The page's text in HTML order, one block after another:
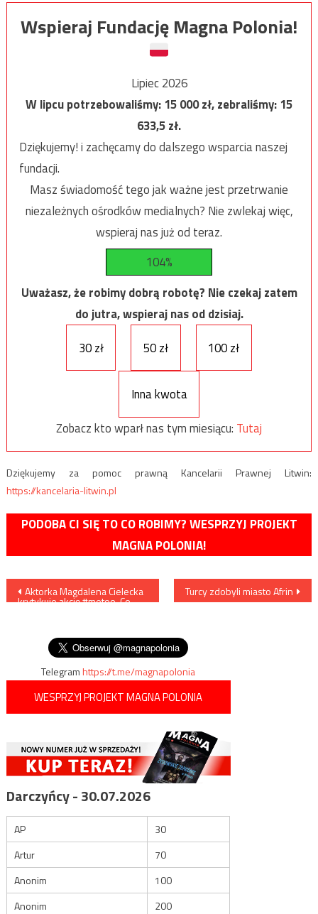
Wspieraj Fundację Magna Polonia!
Lipiec 2026
W lipcu potrzebowaliśmy:15 000zł, zebraliśmy:15
633,5zł.
Dziękujemy! i zachęcamy do dalszego wsparcia naszej
fundacji.
Masz świadomość tego jak ważne jest przetrwanie
niezależnych ośrodków medialnych? Nie zwlekaj więc,
wspieraj nas już od teraz.
104%
Uważasz, że robimy dobrą robotę? Nie czekaj zatem
do jutra, wspieraj nas od dzisiaj.
30 zł
50 zł 100 zł
Inna kwota
Zobacz kto wparł nas tym miesiącu: Tutaj
Dziękujemy za pomoc prawną Kancelarii Prawnej Litwin:
https://kancelaria-litwin.pl
PODOBA CI SIĘ TO CO ROBIMY? WESPRZYJ PROJEKT
MAGNA POLONIA!
Nawigacja
Aktorka Magdalena Cielecka
krytykuje akcję #metoo. Co
Turcy zdobyli miasto Afrin
Telegramhttps://t.me/magnapolonia
WESPRZYJ PROJEKT MAGNA POLONIA
Darczyńcy - 30.07.2026
AP
30
Artur
70
Anonim
100
Anonim
200